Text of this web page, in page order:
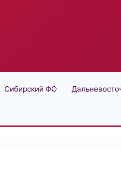
Сибирский ФО